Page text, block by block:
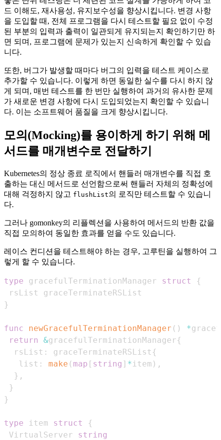
드 이해도, 재사용성, 유지보수성을 향상시킵니다. 변경 사항
을 도입할 때, 전체 프로그램을 다시 테스트할 필요 없이 수정
된 부분의 입력과 출력이 일관되게 유지되는지 확인하기만 하
면 되며, 프로그램에 문제가 있는지 신속하게 확인할 수 있습
니다.
또한, 버그가 발생할 때마다 버그의 입력을 테스트 케이스로
추가할 수 있습니다. 이렇게 하면 동일한 실수를 다시 하지 않
게 되며, 매번 테스트를 한 번만 실행하여 과거의 유사한 문제
가 새로운 변경 사항에 다시 도입되었는지 확인할 수 있습니
다. 이는 소프트웨어 품질을 크게 향상시킵니다.
모의(Mocking)를 용이하게 하기 위해 메
서드를 매개변수로 전달하기
Kubernetes의 정상 종료 로직에서 핸들러 매개변수를 직접 호
출하는 대신 메서드로 선언함으로써 핸들러 자체의 정확성에
대해 걱정하지 않고 flushList의 로직만 테스트할 수 있습니
다.
그러나 gomonkey의 리플렉션을 사용하여 메서드의 반환 값을
직접 모의하여 동일한 효과를 얻을 수도 있습니다.
레이스 컨디션을 테스트해야 하는 경우, 고루틴을 실행하여 그
렇게 할 수 있습니다.
type gracefulTerminationManager struct
{
}
func newGracefulTerminationManager ( ) *
return
&gracefulTerminationManager{
  rsList
: graceTerminateRSList {
   list
: make ( map [ string ] *item ) ,
} ,
}
}
type item struct
{
VirtualServer string